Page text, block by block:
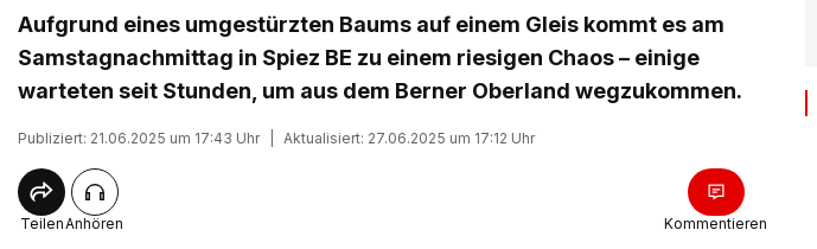
Aufgrund eines umgestürzten Baums auf einem Gleis kommt es am
Samstagnachmittag in Spiez BE zu einem riesigen Chaos – einige
warteten seit Stunden, um aus dem Berner Oberland wegzukommen.
Publiziert: 21.06.2025 um 17:43 Uhr Aktualisiert: 27.06.2025 um 17:12 Uhr
TeilenAnhören Kommentieren